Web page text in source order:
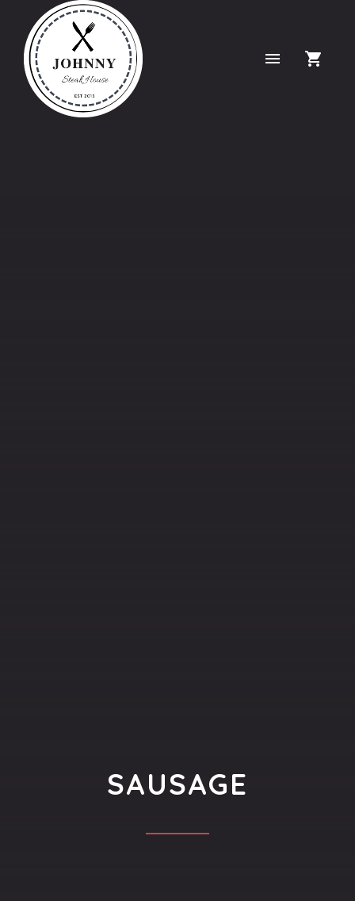
SAUSAGE